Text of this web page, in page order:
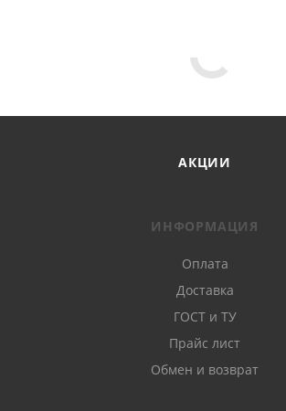
АКЦИИ
ИНФОРМАЦИЯ
Оплата
Доставка
ГОСТ и ТУ
Прайс лист
Обмен и возврат